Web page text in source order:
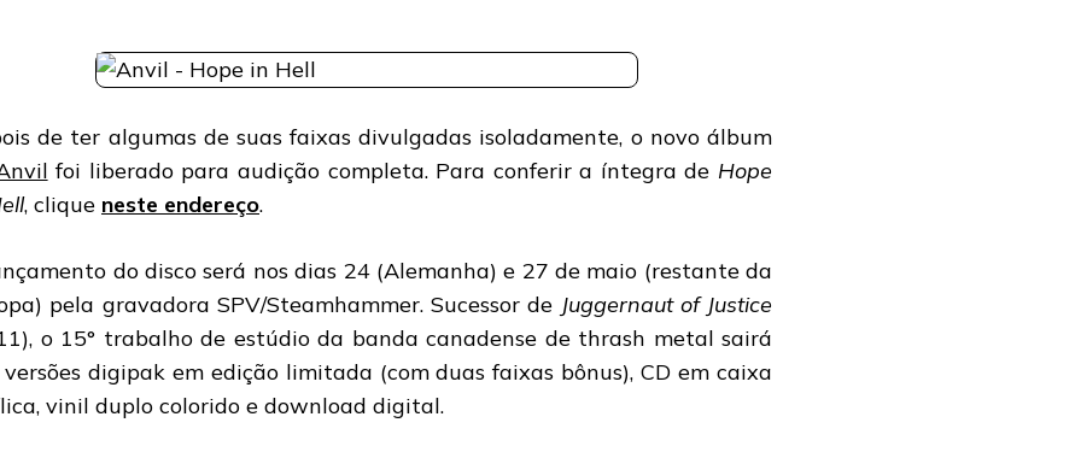
de ter algumas de suas faixas divulgadas isoladamente, o novo álbum
foi liberado para audição completa. Para conferir a íntegra de Hope
, clique neste endereço.
do disco será nos dias 24 (Alemanha) e 27 de maio (restante da
pela gravadora SPV/Steamhammer. Sucessor de Juggernaut of Justice
o 15° trabalho de estúdio da banda canadense de thrash metal sairá
versões digipak em edição limitada (com duas faixas bônus), CD em caixa
vinil duplo colorido e download digital.